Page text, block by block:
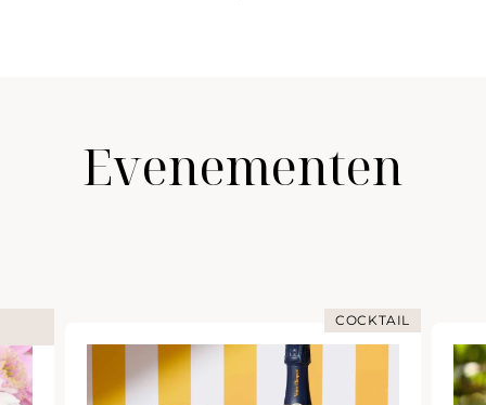
Evenementen
COCKTAIL